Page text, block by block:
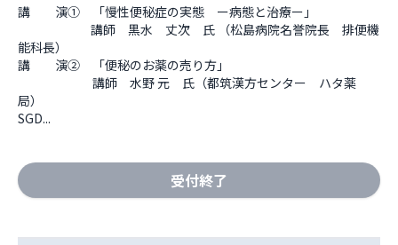
講　　演①　「慢性便秘症の実態　ー病態と治療ー」
能科長）
講　　演②　「便秘のお薬の売り方」
講師　水野 元　氏（都筑漢方センター　ハタ薬
局）
SGD...
受付終了